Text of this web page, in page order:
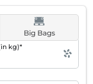
Big Bags
kg)*